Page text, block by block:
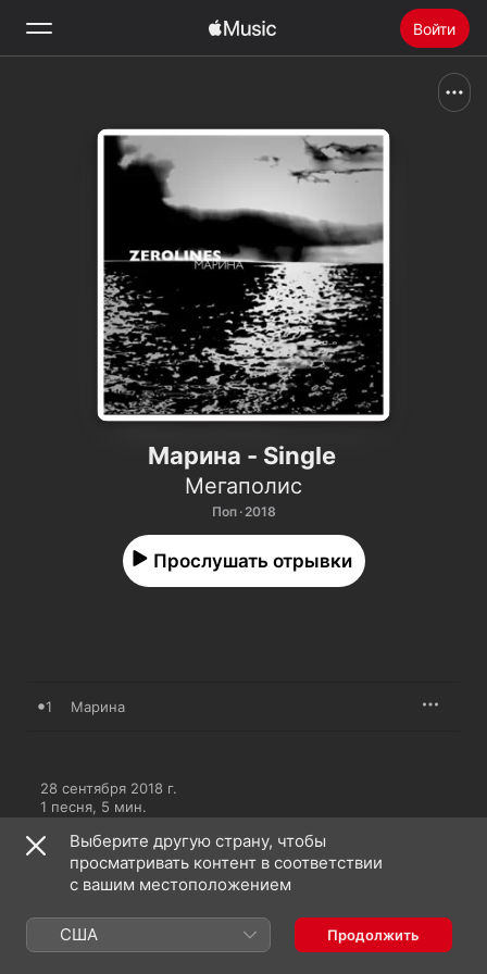
Войти
Главная
Установить Apple Music
Марина - Single
Мегаполис
Поп · 2018
Прослушать отрывки
1 Марина
28 сентября 2018 г.
1 песня, 5 мин.
Music Ltd.
Выберите другую страну, чтобы
просматривать контент в соответствии
с вашим местоположением
США Продолжить